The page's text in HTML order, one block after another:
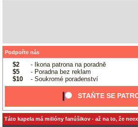
Podpořte nás
$2
- Ikona patrona na poradně
$5
- Poradna bez reklam
$10
- Soukromé poradenství
STAŇTE SE
Táto kapela má milióny fanúšikov - až na to, že